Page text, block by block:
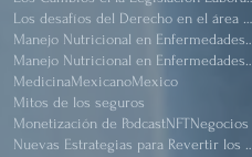
MedicinaMexicanoMexico
Mitos de los seguros
Monetización de PodcastNFTNegocios